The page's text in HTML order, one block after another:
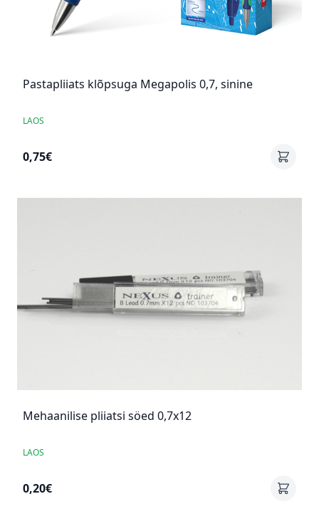
Pastapliiats klõpsuga Megapolis 0,7, sinine
LAOS
0,75€
Mehaanilise pliiatsi söed 0,7x12
LAOS
0,20€